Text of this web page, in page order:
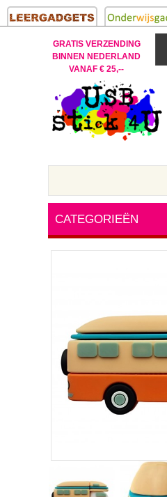
GRATIS VERZENDING
BINNEN NEDERLAND
VANAF € 25,--
CATEGORIEËN